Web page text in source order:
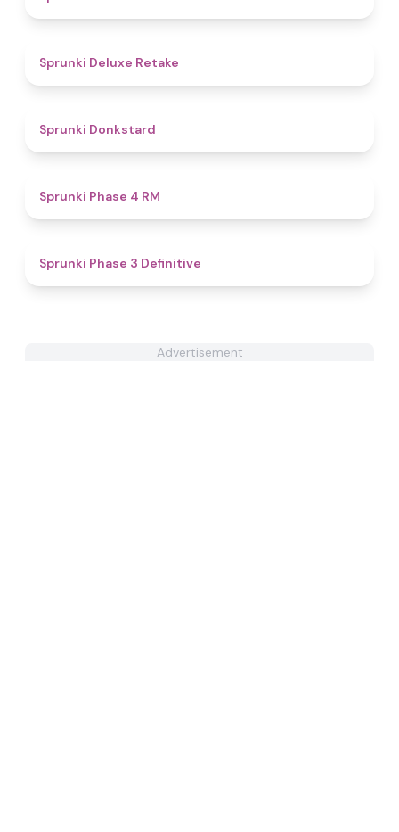
Sprunki Deluxe Retake
Sprunki Donkstard
Sprunki Phase 4 RM
Sprunki Phase 3 Definitive
Advertisement